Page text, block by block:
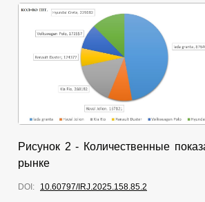
Рисунок 2 - Количественные
рынке
DOI: 10.60797/IRJ.2025.158.85.2